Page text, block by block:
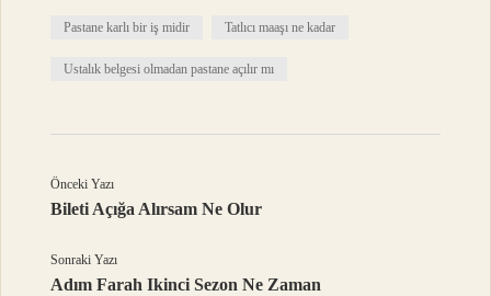
Pastane karlı bir iş midir Tatlıcı maaşı ne kadar
Ustalık belgesi olmadan pastane açılır mı
Önceki Yazı
Bileti Açığa Alırsam Ne Olur
Sonraki Yazı
Adım Farah Ikinci Sezon Ne Zaman